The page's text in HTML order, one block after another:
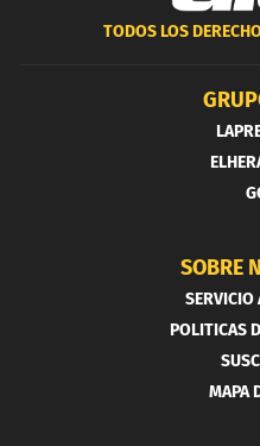
TODOS LOS
SOBRE
SERVICIO
POLITICAS
MAPA